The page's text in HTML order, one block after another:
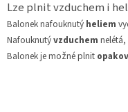
Lze plnit vzduchem i
Balonek nafouknutý heliem
Nafouknutývzduchem
Balonek je možné plnit